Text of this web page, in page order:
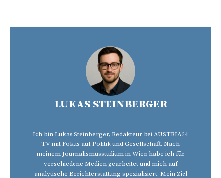
LUKAS STEINBERGER
Ich bin Lukas Steinberger, Redakteur bei AUSTRIA24
TV mit Fokus auf Politik und Gesellschaft. Nach
meinem Journalismusstudium in Wien habe ich für
verschiedene Medien gearbeitet und mich auf
analytische Berichterstattung spezialisiert. Mein Ziel